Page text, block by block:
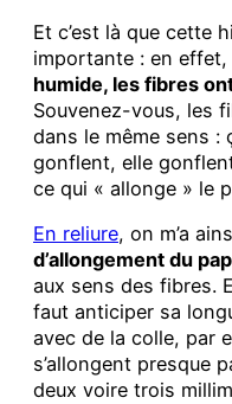
Et c’est là que cette
importante : en effet,
humide, les fibres
Souvenez-vous, les
dans le même sens :
gonflent, elle
ce qui « allonge » le
En reliure, on m’a
d’allongement du
aux sens des fibres.
faut anticiper sa
avec de la colle, par
s’allongent presque
deux voire trois